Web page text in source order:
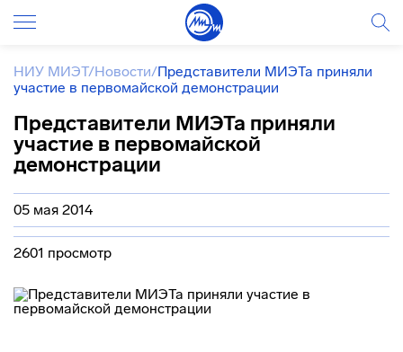
НИУ МИЭТ/Новости/Представители МИЭТа приняли
участие в первомайской демонстрации
Представители МИЭТа приняли
участие в первомайской
демонстрации
05 мая 2014
2601 просмотр